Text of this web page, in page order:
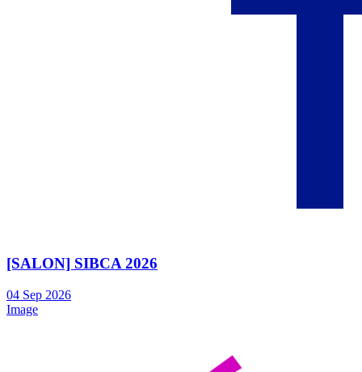
[SALON] SIBCA 2026
04 Sep 2026
Image